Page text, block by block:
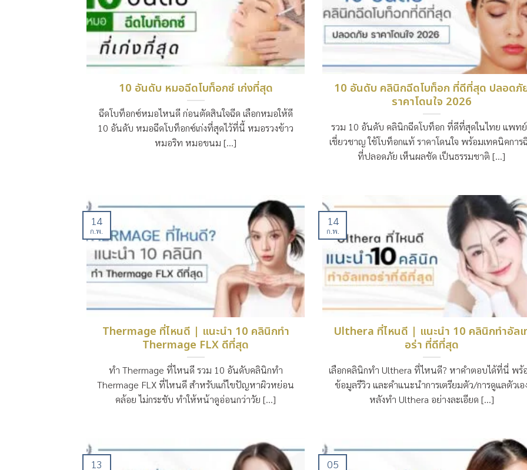
10 อันดับ หมอฉีดโบท็อกซ์ เก่งที่สุด
ฉีดโบท็อกซ์หมอไหนดี ก่อนตัดสินใจฉีด เลือกหมอให้ดี
10 อันดับ หมอฉีดโบท็อกซ์เก่งที่สุดไว้ที่นี้ หมอรวงข้าว
หมอริท หมอขนม [...]
10 อันดับ คลินิกฉีดโบท็อก ที่ดีที่สุด ปลอดภั
ราคาโดนใจ 2026
รวม 10 อันดับ คลินิกฉีดโบท็อก ที่ดีที่สุดในไทย แพท
เชี่ยวชาญ ใช้โบท็อกแท้ ราคาโดนใจ พร้อมเทคนิคการ
ที่ปลอดภัย เห็นผลชัด เป็นธรรมชาติ [...]
Thermage ที่ไหนดี | แนะนำ 10 คลินิกทำ
Thermage FLX ดีที่สุด
ทำ Thermage ที่ไหนดี รวม 10 อันดับคลินิกทำ
Thermage FLX ที่ไหนดี สำหรับแก้ไขปัญหาผิวหย่อน
คล้อย ไม่กระชับ ทำให้หน้าดูอ่อนกว่าวัย [...]
14
ก.พ.
Ulthera ที่ไหนดี | แนะนำ 10 คลินิกทำอัลเ
อร่า ที่ดีที่สุด
เลือกคลินิกทำ Ulthera ที่ไหนดี? หาคำตอบได้ที่นี่ พร้
ข้อมูลรีวิว และคำแนะนำการเตรียมตัว/การดูแลตัวเอ
หลังทำ Ulthera อย่างละเอียด [...]
14
ก.พ.
13 05